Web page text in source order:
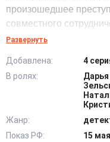
произошедшее
совместного
панику и
общественности.
погибшего –
больше она
тайн вокруг личности
Развернуть
Добавлена:
4
В ролях:
Жанр:
Показ РФ:
15